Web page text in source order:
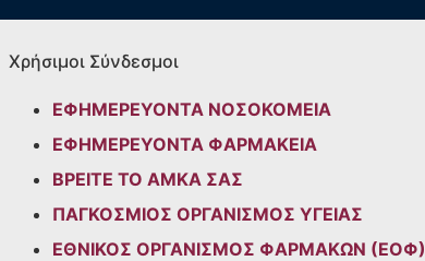
Χρήσιμοι Σύνδεσμοι
ΕΦΗΜΕΡΕΥΟΝΤΑ ΝΟΣΟΚΟΜΕΙΑ
ΕΦΗΜΕΡΕΥΟΝΤΑ ΦΑΡΜΑΚΕΙΑ
ΒΡΕΙΤΕ ΤΟ ΑΜΚΑ ΣΑΣ
ΠΑΓΚΟΣΜΙΟΣ ΟΡΓΑΝΙΣΜΟΣ ΥΓΕΙΑΣ
ΕΘΝΙΚΟΣ ΟΡΓΑΝΙΣΜΟΣ ΦΑΡΜΑΚΩΝ (ΕΟΦ)